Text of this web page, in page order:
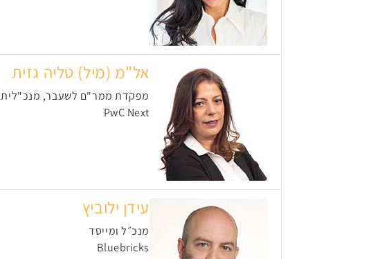
אל"מ (מיל) טליה גזית
מפקדת ממר"ם לשעבר, מנכ"לית
PwC Next
עידן ילוביץ
מנכ״ל ומייסד
Bluebricks